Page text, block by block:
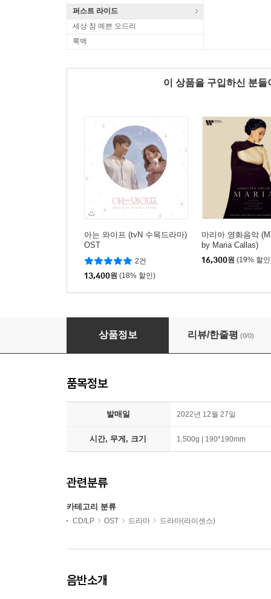
퍼스트 라이드
세상 참 예쁜 오드리
룩백
이 상품을 구입하신 분
아는 와이프 (tvN 수목드라마)
OST
2건
13,400원 (18% 할인)
마리아 영화음악
by Maria Callas)
16,300원 (19% 할
커튼콜 (KBS 2TV 월화드라마) OST
상품정보 리뷰/한줄평 (0/0)
품목정보
발매일 2022년 12월 27일
시간, 무게, 크기 1,500g | 190*190mm
관련분류
카테고리 분류
CD/LP OST 드라마 드라마(라이센스)
음반소개